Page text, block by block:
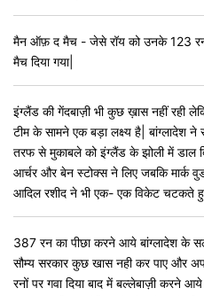
मैन ऑफ़ द मैच - जेसे रॉय को उनके 123
मैच दिया गया|
इंग्लैंड की गेंदबाज़ी भी कुछ ख़ास नहीं रही
टीम के सामने एक बड़ा लक्ष्य है| बांग्लादेश ने
तरफ से मुकाबले को इंग्लैंड के झोली में डाल
आर्चर और बेन स्टोक्स ने लिए जबकि
आदिल रशीद ने भी एक- एक विकेट चटकते
387 रन का पीछा करने आये बांग्लादेश के
सौम्य सरकार कुछ खास नही कर पाए और
रनों पर गवा दिया बाद में बल्लेबाज़ी करने